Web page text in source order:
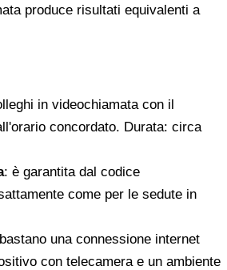
produce risultati equivalenti a
in videochiamata con il
concordato. Durata: circa
: è garantita dal codice
come per le sedute in
una connessione internet
con telecamera e un ambiente